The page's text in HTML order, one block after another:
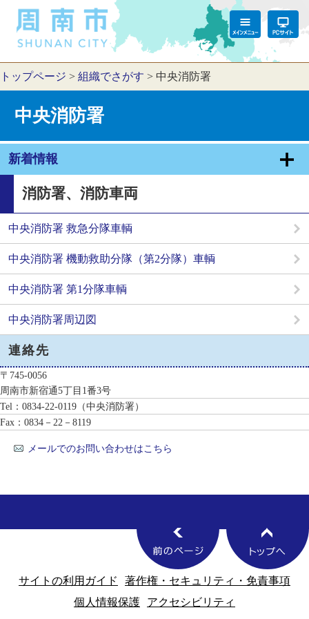
トップページ > 組織でさがす > 中央消防署
中央消防署
新着情報
消防署、消防車両
中央消防署 救急分隊車輌
中央消防署 機動救助分隊（第2分隊）車輌
中央消防署 第1分隊車輌
中央消防署周辺図
連絡先
〒745-0056
周南市新宿通5丁目1番3号
Tel：0834-22-0119 （中央消防署）
Fax：0834－22－8119
メールでのお問い合わせはこちら
サイトの利用ガイド
著作権・セキュリティ・免責事項
個人情報保護
アクセシビリティ